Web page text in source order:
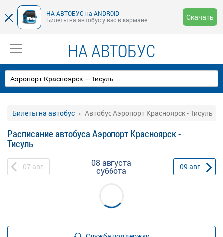
НА-АВТОБУС на ANDROID
Билеты на автобус у вас в кармане
Скачать
НА АВТОБУС
Билеты на автобус Автобус Аэропорт Красноярск - Тисуль
Расписание автобуса Аэропорт Красноярск -
Тисуль
07 авг 08 августа
суббота 09 авг